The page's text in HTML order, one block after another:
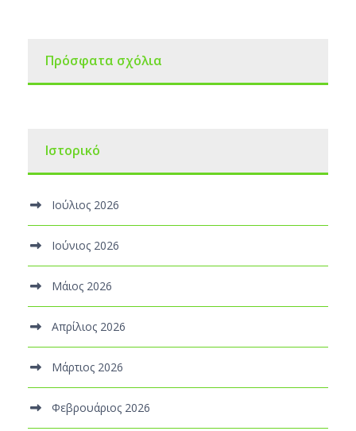
Πρόσφατα σχόλια
Ιστορικό
Ιούλιος 2026
Ιούνιος 2026
Μάιος 2026
Απρίλιος 2026
Μάρτιος 2026
Φεβρουάριος 2026